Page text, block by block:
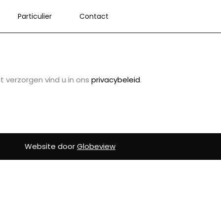
Particulier Contact
vind u in ons privacybeleid.
Website doorGlobeview